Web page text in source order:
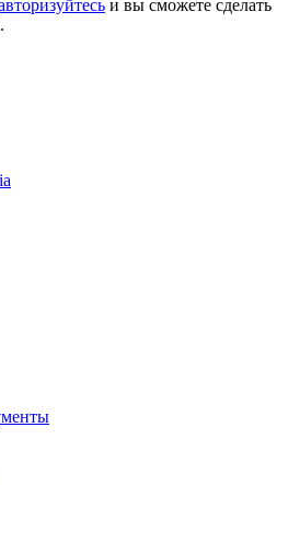
и вы сможете сделать